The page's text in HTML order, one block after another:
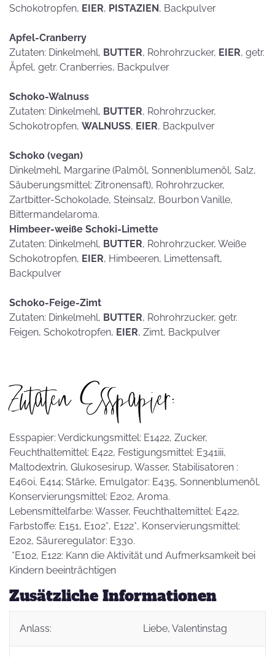
Schokotropfen, EIER, PISTAZIEN, Backpulver
Apfel-Cranberry
Zutaten: Dinkelmehl, BUTTER, Rohrohrzucker, EIER, getr.
Äpfel, getr. Cranberries, Backpulver
Schoko-Walnuss
Zutaten: Dinkelmehl, BUTTER, Rohrohrzucker,
Schokotropfen, WALNUSS, EIER, Backpulver
Schoko (vegan)
Dinkelmehl, Margarine (Palmöl, Sonnenblumenöl, Salz,
Säuberungsmittel: Zitronensaft), Rohrohrzucker,
Zartbitter-Schokolade, Steinsalz, Bourbon Vanille,
Bittermandelaroma.
Himbeer-weiße Schoki-Limette
Zutaten: Dinkelmehl, BUTTER, Rohrohrzucker, Weiße
Schokotropfen, EIER, Himbeeren, Limettensaft,
Backpulver
Schoko-Feige-Zimt
Zutaten: Dinkelmehl, BUTTER, Rohrohrzucker, getr.
Feigen, Schokotropfen, EIER, Zimt, Backpulver
Zutaten Esspapier:
Esspapier: Verdickungsmittel: E1422, Zucker,
Feuchthaltemittel: E422, Festigungsmittel: E341iii,
Maltodextrin, Glukosesirup, Wasser, Stabilisatoren :
E460i, E414; Stärke, Emulgator: E435, Sonnenblumenöl,
Konservierungsmittel: E202, Aroma.
Lebensmittelfarbe: Wasser, Feuchthaltemittel: E422,
Farbstoffe: E151, E102*, E122*, Konservierungsmittel:
E202, Säureregulator: E330.
*E102, E122: Kann die Aktivität und Aufmerksamkeit bei
Kindern beeinträchtigen
Zusätzliche Informationen
Anlass: Liebe, Valentinstag